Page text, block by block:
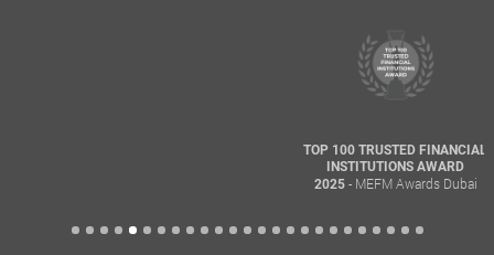
TOP 100 TRUSTED FINANCIAL
- MEFM Awards Dubai